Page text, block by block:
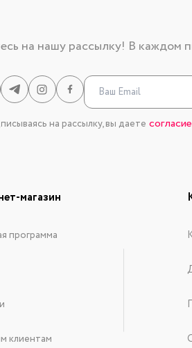
на нашу рассылку! В каждом
на рассылку, вы даете
магазин
программа
клиентам